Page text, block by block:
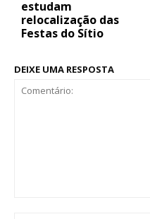
estudam
relocalização das
Festas do Sítio
DEIXE UMA RESPOSTA